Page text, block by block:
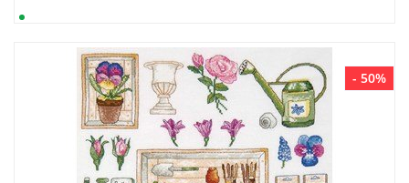
- 50%